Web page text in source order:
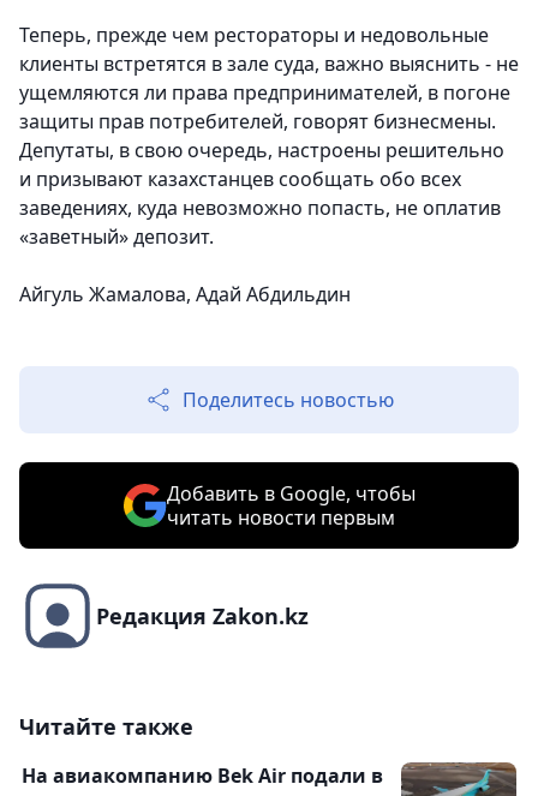
Теперь, прежде чем рестораторы и недовольные
клиенты встретятся в зале суда, важно выяснить - не
ущемляются ли права предпринимателей, в погоне
защиты прав потребителей, говорят бизнесмены.
Депутаты, в свою очередь, настроены решительно
и призывают казахстанцев сообщать обо всех
заведениях, куда невозможно попасть, не оплатив
«заветный» депозит.
Айгуль Жамалова, Адай Абдильдин
Поделитесь новостью
Добавить в Google, чтобы
читать новости первым
Редакция Zakon.kz
Читайте также
На авиакомпанию Bek Air подали в